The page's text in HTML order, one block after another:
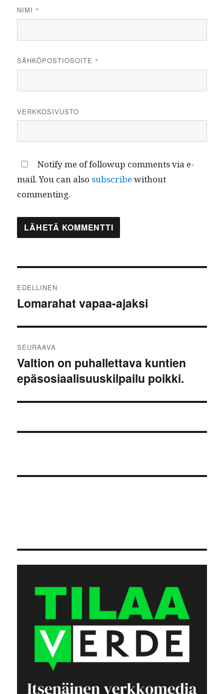
NIMI *
SÄHKÖPOSTIOSOITE *
VERKKOSIVUSTO
Notify me of followup comments via e-
mail. You can also subscribe without
commenting.
selaus
EDELLINEN
Edellinen
Lomarahat vapaa-ajaksi
SEURAAVA
Seuraava
artikkeli:
Valtion on puhallettava kuntien
epäsosiaalisuuskilpailu poikki.